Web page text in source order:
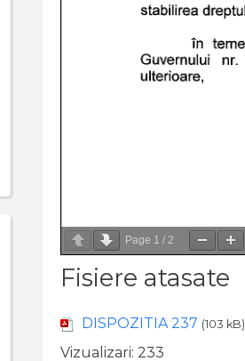
Page 1 / 2
Fisiere atasate
DISPOZITIA 237 (103 kB)
Vizualizari: 233